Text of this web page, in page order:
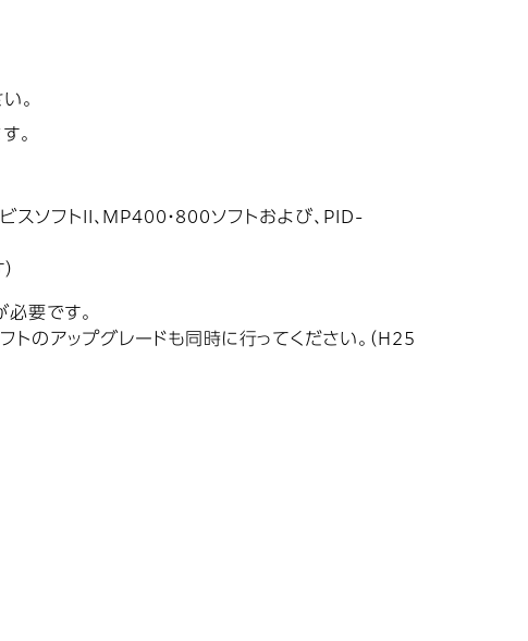
。
。
スソフトII、MP400・800ソフトおよび、PID-
要です。
のアップグレードも同時に行ってください。（H25